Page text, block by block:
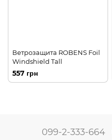
Ветрозащита ROBENS Foil
Windshield Tall
557 грн
099-2-333-664